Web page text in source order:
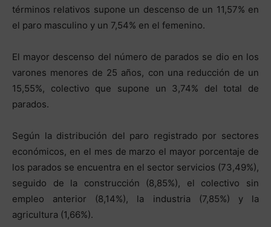
términos relativos supone un descenso de un 11,57% en
el paro masculino y un 7,54% en el femenino.
El mayor descenso del número de parados se dio en los
varones menores de 25 años, con una reducción de un
15,55%, colectivo que supone un 3,74% del total de
parados.
Según la distribución del paro registrado por sectores
económicos, en el mes de marzo el mayor porcentaje de
los parados se encuentra en el sector servicios (73,49%),
seguido de la construcción (8,85%), el colectivo sin
empleo anterior (8,14%), la industria (7,85%) y la
agricultura (1,66%).